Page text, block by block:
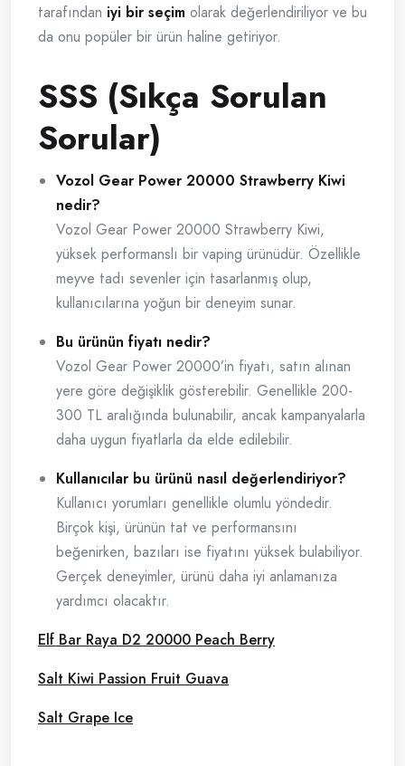
tarafından iyi bir seçim olarak değerlendiriliyor ve bu
da onu popüler bir ürün haline getiriyor.
SSS (Sıkça Sorulan
Sorular)
Vozol Gear Power 20000 Strawberry Kiwi
nedir?
Vozol Gear Power 20000 Strawberry Kiwi,
yüksek performanslı bir vaping ürünüdür. Özellikle
meyve tadı sevenler için tasarlanmış olup,
kullanıcılarına yoğun bir deneyim sunar.
Bu ürünün fiyatı nedir?
Vozol Gear Power 20000’in fiyatı, satın alınan
yere göre değişiklik gösterebilir. Genellikle 200-
300 TL aralığında bulunabilir, ancak kampanyalarla
daha uygun fiyatlarla da elde edilebilir.
Kullanıcılar bu ürünü nasıl değerlendiriyor?
Kullanıcı yorumları genellikle olumlu yöndedir.
Birçok kişi, ürünün tat ve performansını
beğenirken, bazıları ise fiyatını yüksek bulabiliyor.
Gerçek deneyimler, ürünü daha iyi anlamanıza
yardımcı olacaktır.
Elf Bar Raya D2 20000 Peach Berry
Salt Kiwi Passion Fruit Guava
Salt Grape Ice